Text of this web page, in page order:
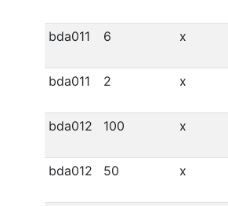
bda011 6 x
bda011 2 x
bda012 100 x
bda012 50 x